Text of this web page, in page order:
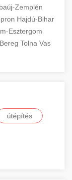
Zemplén
Hajdú-Bihar
Esztergom
Tolna Vas
útépítés